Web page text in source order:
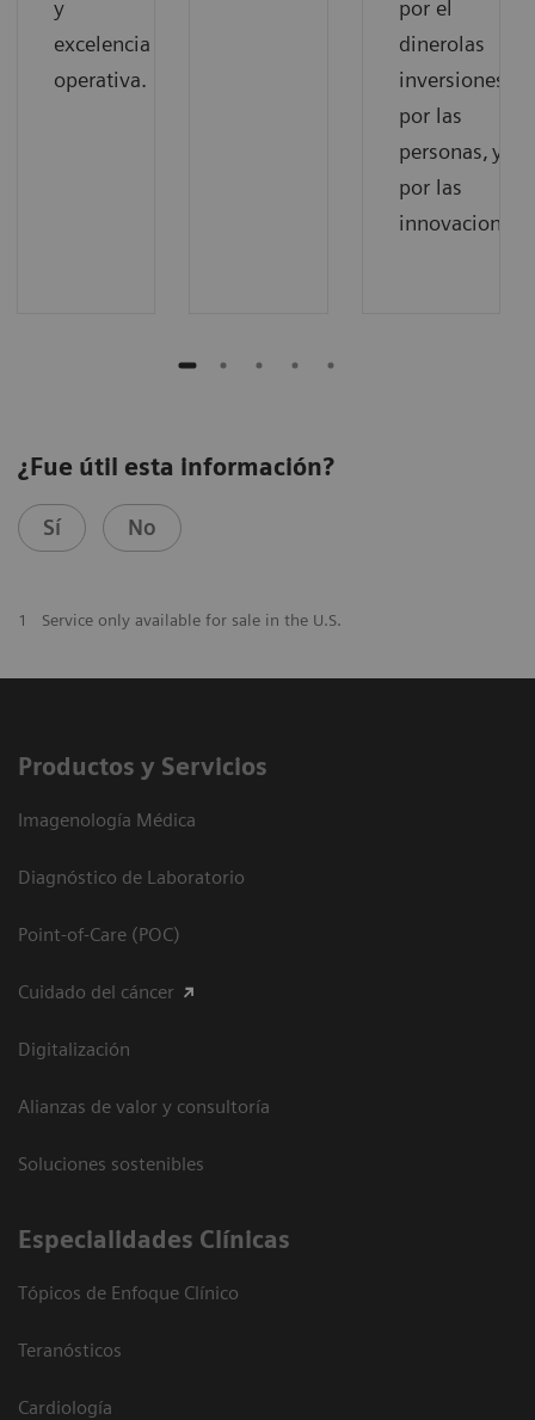
y
excelencia
operativa.
por el
dinerolas
inversiones,
por las
personas, y
por las
innovaciones.
¿Fue útil esta información?
Sí No
1 Service only available for sale in the U.S.
Productos y Servicios
Imagenología Médica
Diagnóstico de Laboratorio
Point-of-Care (POC)
Cuidado del cáncer
Digitalización
Alianzas de valor y consultoría
Soluciones sostenibles
Especialidades Clínicas
Tópicos de Enfoque Clínico
Teranósticos
Cardiología